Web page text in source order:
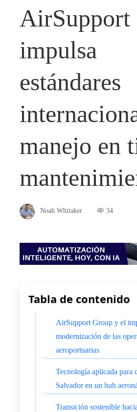
AirSupport
impulsa
estándares
manejo en
Noah Whitaker 34
Tabla de contenido
AirSupport Group y el
modernización de las
aeroportuarias
Tecnología aplicada para
Salvador en un hub
Transición sostenible